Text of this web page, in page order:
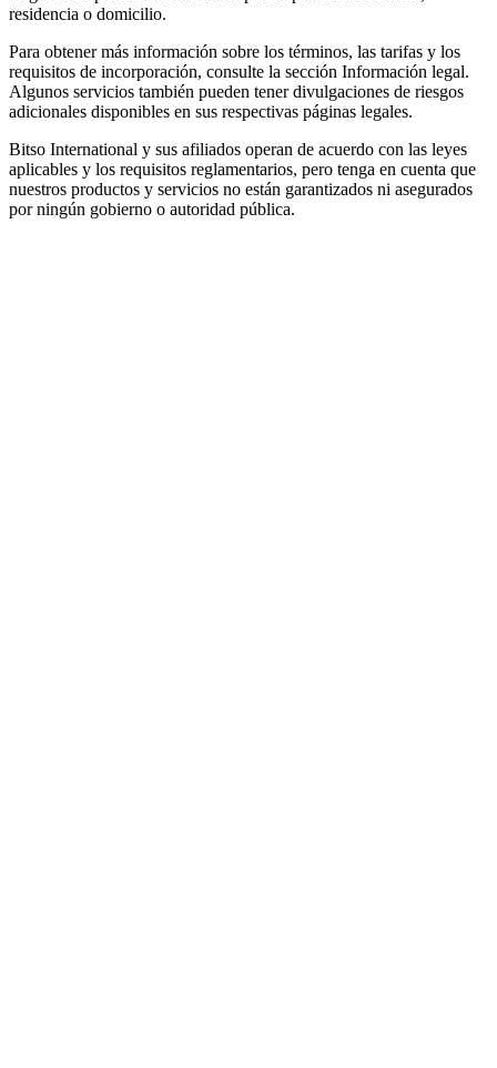
residencia o domicilio.
Para obtener más información sobre los términos, las tarifas y los
requisitos de incorporación, consulte la sección Información legal.
Algunos servicios también pueden tener divulgaciones de riesgos
adicionales disponibles en sus respectivas páginas legales.
Bitso International y sus afiliados operan de acuerdo con las leyes
aplicables y los requisitos reglamentarios, pero tenga en cuenta que
nuestros productos y servicios no están garantizados ni asegurados
por ningún gobierno o autoridad pública.